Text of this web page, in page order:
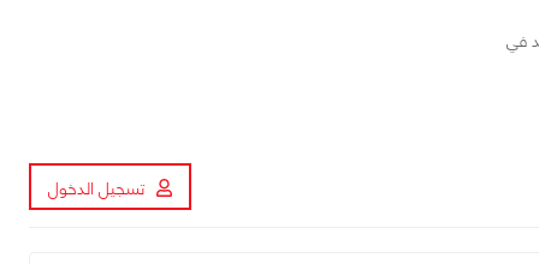
في
تسجيل الدخول